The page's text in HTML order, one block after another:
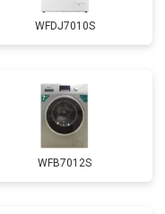
от 3800 ₽ Заказать
от 2200 ₽ Заказать
от 2300 ₽ Заказать
от 3600 ₽ Заказать
WFDJ7010S
WFB7012S